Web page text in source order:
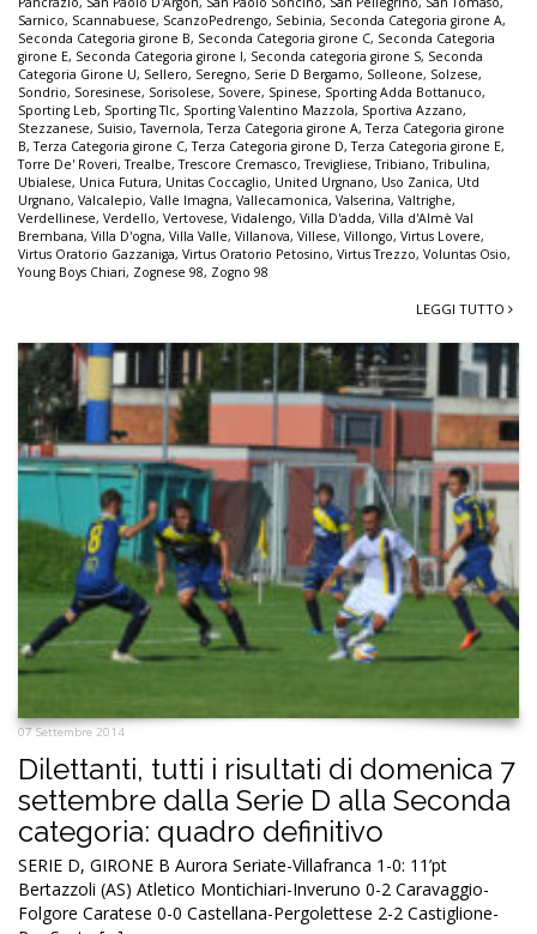
Sarnico, Scannabuese, ScanzoPedrengo, Sebinia, Seconda Categoria girone A,
Seconda Categoria girone B, Seconda Categoria girone C, Seconda Categoria
girone E, Seconda Categoria girone I, Seconda categoria girone S, Seconda
Categoria Girone U, Sellero, Seregno, Serie D Bergamo, Solleone, Solzese,
Sondrio, Soresinese, Sorisolese, Sovere, Spinese, Sporting Adda Bottanuco,
Sporting Leb, Sporting Tlc, Sporting Valentino Mazzola, Sportiva Azzano,
Stezzanese, Suisio,Tavernola,Terza Categoria girone A,Terza Categoria girone
B,Terza Categoria girone C,Terza Categoria girone D,Terza Categoria girone E,
Torre De' Roveri,Trealbe,Trescore Cremasco,Trevigliese,Tribiano,Tribulina,
Ubialese, Unica Futura, Unitas Coccaglio, United Urgnano, Uso Zanica, Utd
Urgnano, Valcalepio, Valle Imagna, Vallecamonica, Valserina, Valtrighe,
Verdellinese, Verdello, Vertovese, Vidalengo, Villa D'adda, Villa d'Almè Val
Brembana, Villa D'ogna, Villa Valle, Villanova, Villese, Villongo, Virtus Lovere,
Virtus Oratorio Gazzaniga, Virtus Oratorio Petosino, Virtus Trezzo, Voluntas Osio,
Young Boys Chiari, Zognese 98, Zogno 98
LEGGI TUTTO
07 Settembre 2014
Dilettanti, tutti i risultati di domenica 7
settembre dalla Serie D alla Seconda
categoria: quadro definitivo
SERIE D, GIRONE B Aurora Seriate-Villafranca 1-0: 11’pt
Bertazzoli (AS) Atletico Montichiari-Inveruno 0-2 Caravaggio-
Folgore Caratese 0-0 Castellana-Pergolettese 2-2 Castiglione-